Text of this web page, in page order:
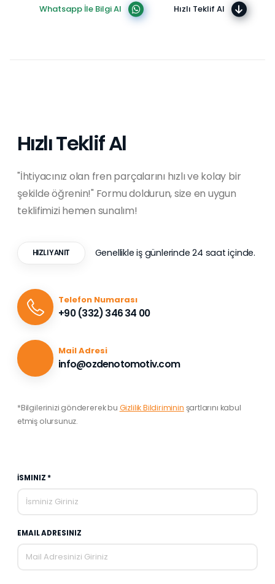
Whatsapp İle Bilgi Al Hızlı Teklif Al
Hızlı Teklif Al
"İhtiyacınız olan fren parçalarını hızlı ve kolay bir
şekilde öğrenin!" Formu doldurun, size en uygun
teklifimizi hemen sunalım!
HIZLI YANIT Genellikle iş günlerinde 24 saat içinde.
Telefon Numarası
+90 (332) 346 34 00
Mail Adresi
info@ozdenotomotiv.com
*Bilgilerinizi göndererek bu Gizlilik Bildiriminin şartlarını kabul
etmiş olursunuz.
İSMINIZ *
EMAIL ADRESINIZ